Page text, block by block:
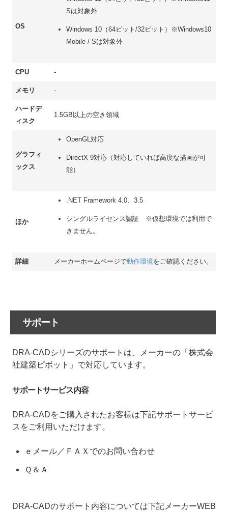
OS
Sは対象外
Windows 10（64ビット/32ビット）※Windows10
Mobile / Sは対象外
CPU -
メモリ -
ハードデ
ィスク
1.5GB以上の空き領域
グラフィ
ックス
OpenGL対応
DirectX 9対応（対応していれば高度な描画が可
能）
ほか
.NET Framework 4.0、3.5
シングルライセンス認証 ※仮想環境では利用で
きません。
詳細 メーカーホームページで動作環境をご確認ください。
サポート
DRA-CADシリーズのサポートは、メーカーの「株式会
社建築ピボット」で対応しています。
サポートサービス内容
DRA-CADをご購入されたお客様は下記サポートサービ
スをご利用いただけます。
ｅメール／ＦＡＸでのお問い合わせ
Ｑ＆Ａ
DRA-CADのサポート内容については下記メーカーWEB